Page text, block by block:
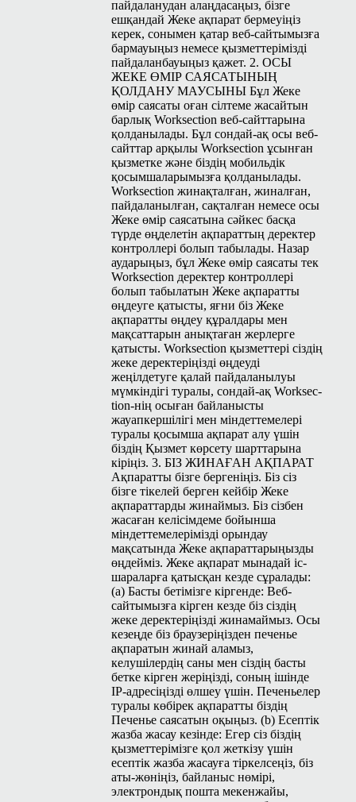
пайдаланудан алаңдасаңыз, бізге
ешқандай Жеке ақпарат бермеуіңіз
керек, сонымен қатар веб-сайтымызға
бармауыңыз немесе қызметтерімізді
пайдаланбауыңыз қажет. 2. ОСЫ
ЖЕКЕ ӨМІР САЯСАТЫНЫҢ
ҚОЛДАНУ МАУСЫНЫ Бұл Жеке
өмір саясаты оған сілтеме жасайтын
барлық Work­sec­tion веб-сайттарына
қолданылады. Бұл сондай-ақ осы веб-
сайттар арқылы Work­sec­tion ұсынған
қызметке және біздің мобильдік
қосымшаларымызға қолданылады.
Work­sec­tion жинақталған, жиналған,
пайдаланылған, сақталған немесе осы
Жеке өмір саясатына сәйкес басқа
түрде өңделетін ақпараттың деректер
контроллері болып табылады. Назар
аударыңыз, бұл Жеке өмір саясаты тек
Work­sec­tion деректер контроллері
болып табылатын Жеке ақпаратты
өңдеуге қатысты, яғни біз Жеке
ақпаратты өңдеу құралдары мен
мақсаттарын анықтаған жерлерге
қатысты. Work­sec­tion қызметтері сіздің
жеке деректеріңізді өңдеуді
жеңілдетуге қалай пайдаланылуы
мүмкіндігі туралы, сондай-ақ Work­sec­
tion-нің осыған байланысты
жауапкершілігі мен міндеттемелері
туралы қосымша ақпарат алу үшін
біздің Қызмет көрсету шарттарына
кіріңіз. 3. БІЗ ЖИНАҒАН АҚПАРАТ
Ақпаратты бізге бергеніңіз. Біз сіз
бізге тікелей берген кейбір Жеке
ақпараттарды жинаймыз. Біз сізбен
жасаған келісімдеме бойынша
міндеттемелерімізді орындау
мақсатында Жеке ақпараттарыңызды
өңдейміз. Жеке ақпарат мынадай іс-
шараларға қатысқан кезде сұралады:
(а) Басты бетімізге кіргенде: Веб-
сайтымызға кірген кезде біз сіздің
жеке деректеріңізді жинамаймыз. Осы
кезеңде біз браузеріңізден печенье
ақпаратын жинай аламыз,
келушілердің саны мен сіздің басты
бетке кірген жеріңізді, соның ішінде
IP-адресіңізді өлшеу үшін. Печеньелер
туралы көбірек ақпаратты біздің
Печенье саясатын оқыңыз. (b) Есептік
жазба жасау кезінде: Егер сіз біздің
қызметтерімізге қол жеткізу үшін
есептік жазба жасауға тіркелсеңіз, біз
аты-жөніңіз, байланыс нөмірі,
электрондық пошта мекенжайы,